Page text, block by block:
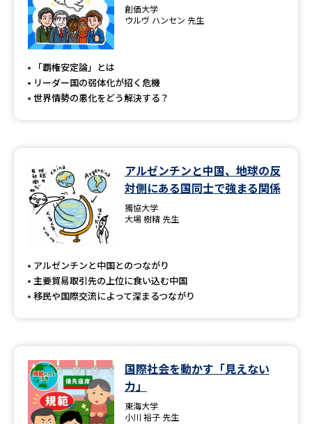
受験準備
志望校・出願校を調べる
先輩が入学を決めた理由 テレメール全国一斉進学調査
新生活お役立ちガイド
学問発見
学問のミニ講義「夢ナビ講義」 学問分野解説
学問の教科書
創価大学
ウルヴ ハンセン 先生
「覇権安定論」とは
リーダー国の弱体化が招く危機
世界情勢の悪化をどう解決する？
アルゼンチンと中国、地球の反
対側にある国同士で強まる関係
獨協大学
大場 樹精 先生
アルゼンチンと中国とのつながり
主要貿易取引先の上位に食い込む中国
移民や国際交流によって深まるつながり
国際社会を動かす「見えない
力」
東海大学
小川 裕子 先生